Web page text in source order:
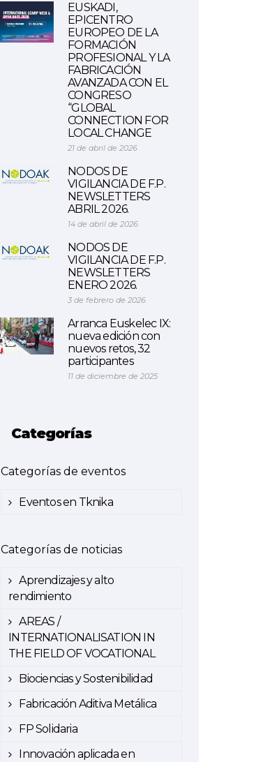
EUSKADI,
EPICENTRO
EUROPEO DE LA
FORMACIÓN
PROFESIONAL Y LA
FABRICACIÓN
AVANZADA CON EL
CONGRESO
“GLOBAL
CONNECTION FOR
LOCAL CHANGE
21 de abril de 2026
NODOS DE
VIGILANCIA DE F.P.
NEWSLETTERS
ABRIL 2026.
14 de abril de 2026
NODOS DE
VIGILANCIA DE F.P.
NEWSLETTERS
ENERO 2026.
3 de febrero de 2026
Arranca Euskelec IX:
nueva edición con
nuevos retos, 32
participantes
11 de diciembre de 2025
Categorías
Categorías de eventos
Eventos en Tknika
Categorías de noticias
Aprendizajes y alto
rendimiento
AREAS /
INTERNATIONALISATION IN
THE FIELD OF VOCATIONAL
Biociencias y Sostenibilidad
Fabricación Aditiva Metálica
FP Solidaria
Innovación aplicada en